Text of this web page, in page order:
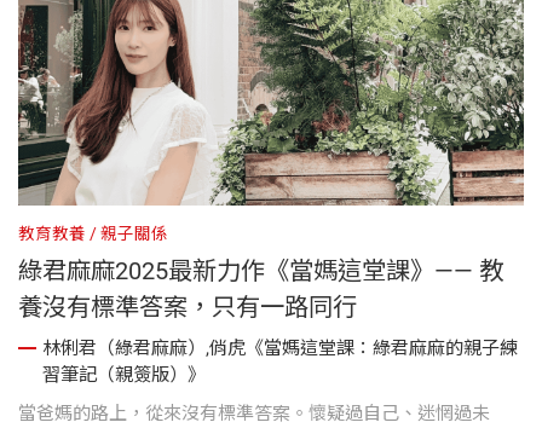
教育教養 親子關係
綠君麻麻2025最新力作《當媽這堂課》—— 教
養沒有標準答案，只有一路同行
林俐君（綠君麻麻）,俏虎《當媽這堂課：綠君麻麻的親子練
習筆記（親簽版）》
當爸媽的路上，從來沒有標準答案。懷疑過自己、迷惘過未